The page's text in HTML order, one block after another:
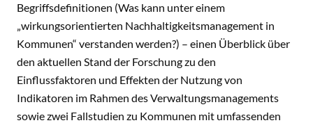
Begriffsdefinitionen (Was kann unter einem
„wirkungsorientierten Nachhaltigkeitsmanagement in
Kommunen“ verstanden werden?) – einen Überblick über
den aktuellen Stand der Forschung zu den
Einflussfaktoren und Effekten der Nutzung von
Indikatoren im Rahmen des Verwaltungsmanagements
sowie zwei Fallstudien zu Kommunen mit umfassenden